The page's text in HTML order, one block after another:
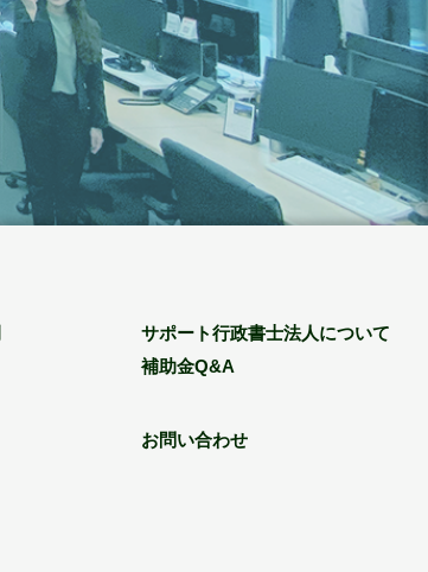
サポート行政書士法人について
補助金Q&A
お問い合わせ